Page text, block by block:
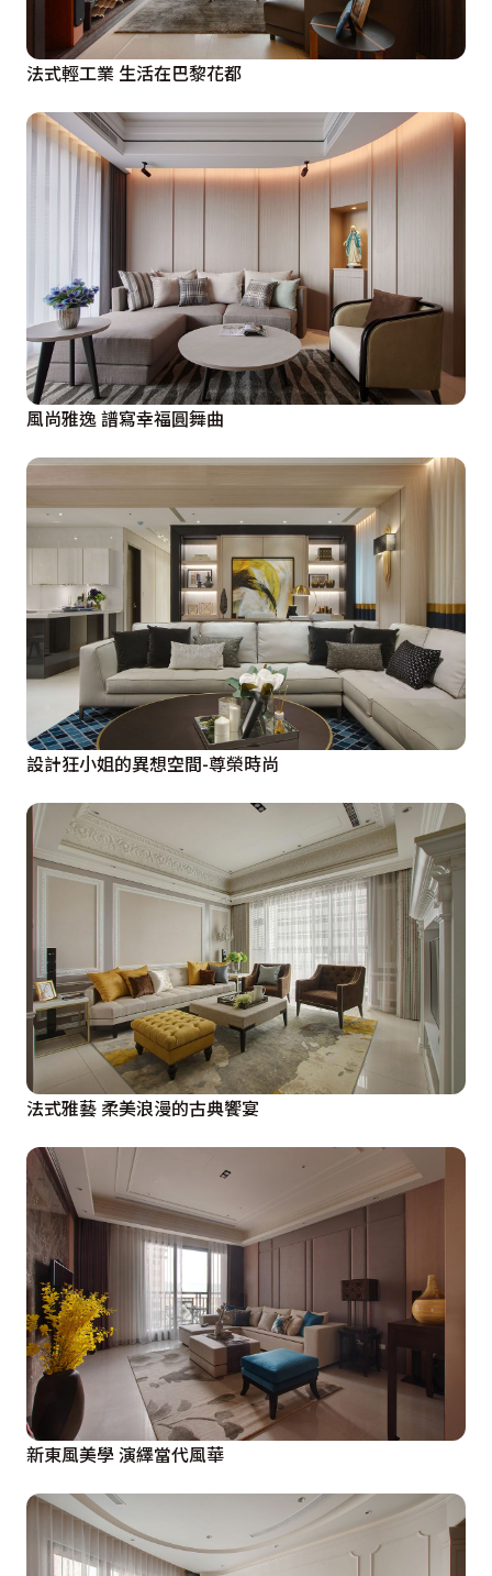
法式輕工業 生活在巴黎花都
風尚雅逸 譜寫幸福圓舞曲
設計狂小姐的異想空間-尊榮時尚
法式雅藝 柔美浪漫的古典饗宴
新東風美學 演繹當代風華